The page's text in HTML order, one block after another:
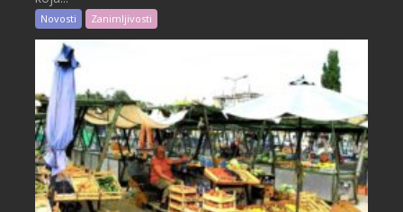
Novosti Zanimljivosti